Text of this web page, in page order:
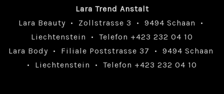
Lara Trend Anstalt
Lara Beauty • Zollstrasse 3 • 9494 Schaan •
Liechtenstein • Telefon +423 232 04 10
Lara Body • Filiale Poststrasse 37 • 9494 Schaan
• Liechtenstein • Telefon +423 232 04 10